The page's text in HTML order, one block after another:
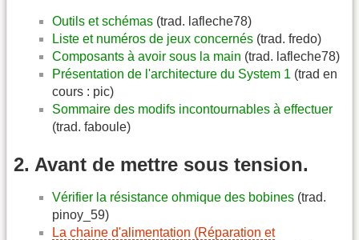
Outils et schémas (trad. lafleche78)
Liste et numéros de jeux concernés (trad. fredo)
Composants à avoir sous la main (trad. lafleche78)
Présentation de l'architecture du System 1 (trad en
cours : pic)
Sommaire des modifs incontournables à effectuer
(trad. faboule)
2. Avant de mettre sous tension.
Vérifier la résistance ohmique des bobines (trad.
pinoy_59)
La chaine d'alimentation (Réparation et